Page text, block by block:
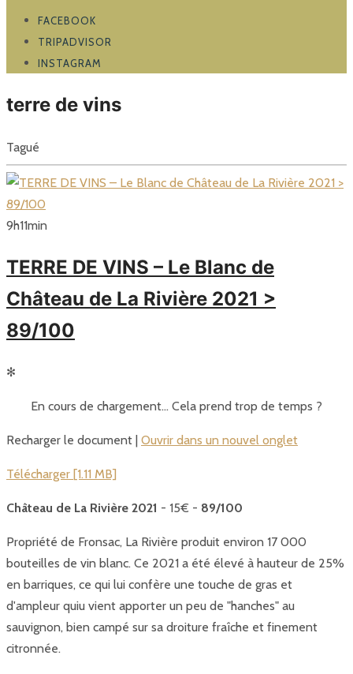
FACEBOOK
TRIPADVISOR
INSTAGRAM
terre de vins
Tagué
9h11min
TERRE DE VINS – Le Blanc de
Château de La Rivière 2021 >
89/100
✻
En cours de chargement… Cela prend trop de temps ?
Recharger le document | Ouvrir dans un nouvel onglet
Télécharger [1.11 MB]
Château de La Rivière 2021 - 15€ - 89/100
Propriété de Fronsac, La Rivière produit environ 17 000
bouteilles de vin blanc. Ce 2021 a été élevé à hauteur de 25%
en barriques, ce qui lui confère une touche de gras et
d'ampleur quiu vient apporter un peu de "hanches" au
sauvignon, bien campé sur sa droiture fraîche et finement
citronnée.